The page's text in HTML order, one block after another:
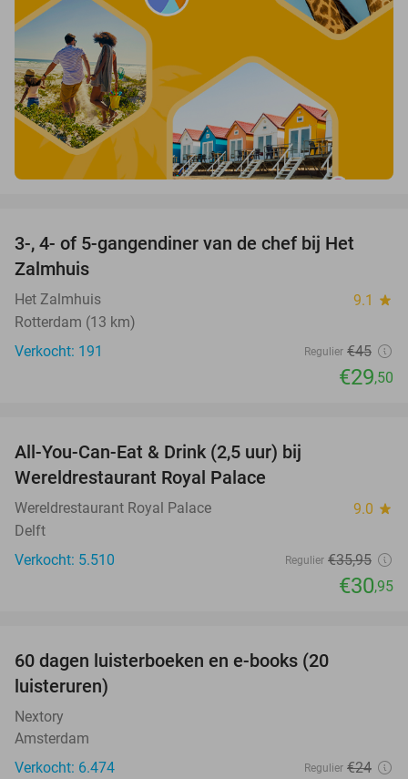
34%
3-, 4- of 5-gangendiner van de chef bij Het
Zalmhuis
Het Zalmhuis 9.1 star
Rotterdam (13 km)
Verkocht: 191
Regulier €45
€29,50
All-You-Can-Eat & Drink (2,5 uur) bij
Wereldrestaurant Royal Palace
Wereldrestaurant Royal Palace 9.0 star
Delft
Verkocht: 5.510
Regulier €35,95
€30,95
60 dagen luisterboeken en e-books (20
luisteruren)
Nextory
Amsterdam
Verkocht: 6.474
Regulier €24